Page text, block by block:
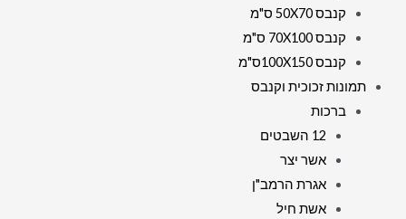
קנבס 50X70 ס"מ
קנבס 70X100 ס"מ
קנבס 100X150ס"מ
תמונות זכוכית וקנבס
ברכות
12 השבטים
אשר יצר
אגרת הרמב"ן
אשת חיל